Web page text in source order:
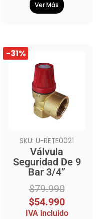
Ver Más
-31%
SKU: U-RETE0021
Válvula
Seguridad De 9
Bar 3/4”
$79.990
El
precio
original
$79.990.
$54.990
El
precio
actual
$54.990.
IVA incluido